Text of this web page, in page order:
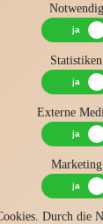
Notwendig
Statistiken
Externe
Marketing
Durch die